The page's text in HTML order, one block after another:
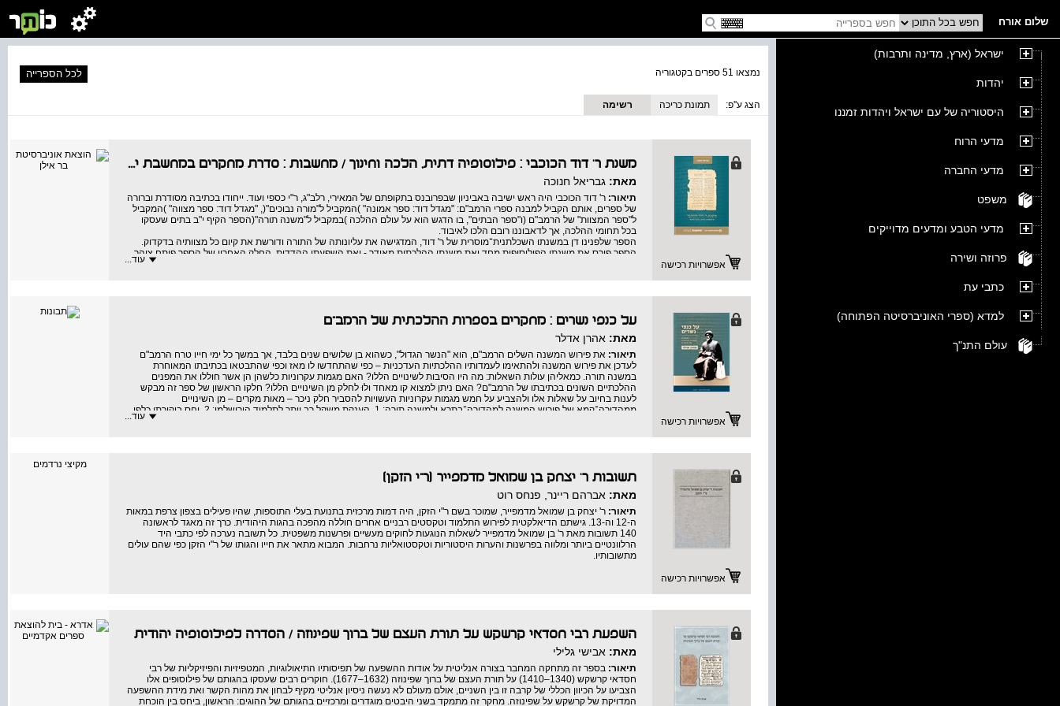
שלום אורח
ישראל (ארץ, מדינה ותרבות)
יהדות
היסטוריה של עם ישראל ויהדות זמננו
מדעי הרוח
מדעי החברה
משפט
מדעי הטבע ומדעים מדוייקים
פרוזה ושירה
כתבי עת
למדא (ספרי האוניברסיטה הפתוחה)
עולם התנ"ך
נמצאו 51 ספרים בקטגוריה לכל הספרייה
הצג ע''פ: תמונת כריכה רשימה
אפשרויות רכישה
משנת ר' דוד הכוכבי : פילוסופיה דתית, הלכה וחינוך / מחשבות : סדרת מחקרים במחשבת ישראל
מאת: גבריאל חנוכה
תיאור: ר' דוד הכוכבי היה ראש ישיבה באביניון שבפרובנס בתקופתם של המאירי, רלב"ג, ר"י כספי ועוד. ייחודו בכתיבה מסודרת וברורה
של ספרים, אותם הקביל למבנה ספרי הרמב"ם: "מגדל דוד: ספר אמונה" )המקביל ל"מורה נבוכים"(, "מגדל דוד: ספר מצווה" )המקביל
ל"ספר המצוות" של הרמב"ם (ו"ספר הבתים", בו הדגש הוא על עולם ההלכה )במקביל ל"משנה תורה"(הספר הקיף י"ב בתים שעסקו
בכל תחומי ההלכה, אך לדאבוננו רובם הלכו לאיבוד.
הספר שלפנינו דן במשנתו השכלתנית־מוסרית של ר' דוד, המדגישה את עליונותה של התורה ודורשת את קיום כל מצוותיה בדקדוק.
הספר פורס את משנתו הפילוסופית מחד ואת משנתו ההלכתית מאידך - ואת השפעתן ההדדית. החלק האחרון של הספר פותח צוהר
למשנתו החינוכית של מי ששימש כראש ישיבה ומנהיג קהילה בפרובנס של ימי הביניים. כמנהיג רוחני של עדתו, הרבה ר' דוד לעסוק גם
עוד...
אפשרויות רכישה
על כנפי נשרים : מחקרים בספרות ההלכתית של הרמב"ם
מאת: אהרן אדלר
תיאור: את פירוש המשנה השלים הרמב"ם, הוא "הנשר הגדול", כשהוא בן שלושים שנים בלבד, אך במשך כל ימי חייו טרח הרמב"ם
לעדכן את פירוש המשנה ולהתאימו לעמדותיו ההלכתיות העדכניות – כפי שהתחדשו לו מאז וכפי שהתבטאו בכתיבתו המאוחרת
במשנה תורה. כמאליהן עולות השאלות: מה היו הסיבות לשינויים הללו? האם מגמות עקרוניות כלשהן הן אשר חוללו את המפנים
ההלכתיים השונים בכתיבתו של הרמב"ם? האם ניתן למצוא קו מאחד ולוּ לחלק מן השינויים הללו? חלקו הראשון של ספר זה מבקש
לענות בחיוב על שאלות אלו ולהצביע על חמש מגמות עקרוניות העשויות להסביר חלק ניכר – מאות מקרים – מן השינויים
ממהדורה־קמא של פירוש המשנה למהדורה־בתרא ולמשנה תורה: 1. הענקת משקל רב יותר לתלמוד הירושלמי; 2. יחס ביקורתי כלפי
תורת הגאונים; 3. זיהוי חומר סתמי ובתר־אמוראי בסוגיות הבבלי; 4. הסתמכות על הרושם העולה מן הסוגיה התלמודית לעיתים בניגוד
מספרי משנה תורה.
וברבנות קהילה. ספרו הראשון, "ויהי בנסוע הארון", שיחותיו של המחבר עם הגרי"ד סולובייצ'יק במהלך נסיעותיהם, ראה אור באנגלית
בהוצאת "אורים" בשנת 2021.
עוד...
אפשרויות רכישה
תשובות ר' יצחק בן שמואל מדמפייר (ר"י הזקן)
מאת: אברהם ריינר, פנחס רוט
תיאור: ר' יצחק בן שמואל מדמפייר, שמוכר בשם ר"י הזקן, היה דמות מרכזית בתנועת בעלי התוספות, שהיו פעילים בצפון צרפת במאות
ה-12 וה-13. גישתם הדיאלקטית לפירוש התלמוד וטקסטים רבניים אחרים חוללה מהפכה בהגות היהודית. כרך זה מאגד לראשונה
140 תשובות מאת ר' בן שמואל מדמפייר לשאלות הנוגעות לחוקים מעשיים ופרשנות משפטית. כל תשובה נערכה לפי כתבי היד
הרלוונטיים ביותר ומלווה בפרשנות והערות היסטוריות וטקסטואליות נרחבות. המבוא מתאר את חייו והגותו של ר"י הזקן כפי שהם עולים
מתשובותיו.
מקיצי נרדמים
השפעת רבי חסדאי קרשקש על תורת העצם של ברוך שפינוזה / הסדרה לפילוסופיה יהודית
מאת: אבישי גלילי
תיאור: בספר זה מתחקה המחבר בצורה אנליטית על אודות ההשפעה של תפיסותיו התיאולוגיות, המטפיזיות והפיזיקליות של רבי
חסדאי קרשקש (1340–1410) על תורת העצם של ברוך שפינוזה (1632–1677). חוקרים רבים שעסקו בהגותם של פילוסופים אלו
הצביעו על הכיוון הכללי של קרבה זו בין השניים, אולם מעולם לא נעשה ניסיון אנליטי מקיף לבחון את מהות הקשר ואת מידת ההשפעה
המדויקת של קרשקש על שפינוזה. מחקר זה מתמקד בשני היבטים מוגדרים ומרכזיים בהגותם של ההוגים: הראשון, ביחס בין הוכחת